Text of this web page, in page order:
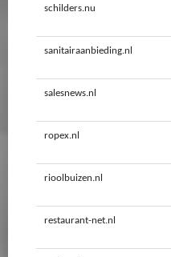
schilders.nu
sanitairaanbieding.nl
salesnews.nl
ropex.nl
rioolbuizen.nl
restaurant-net.nl